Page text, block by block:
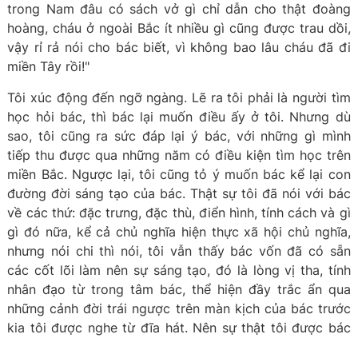
trong Nam đâu có sách vở gì chỉ dẫn cho thật đoàng
hoàng, cháu ở ngoài Bắc ít nhiều gì cũng được trau dồi,
vậy rỉ rả nói cho bác biết, vì không bao lâu cháu đã đi
miền Tây rồi!"
Tôi xúc động đến ngỡ ngàng. Lẽ ra tôi phải là người tìm
học hỏi bác, thì bác lại muốn điều ấy ở tôi. Nhưng dù
sao, tôi cũng ra sức đáp lại ý bác, với những gì mình
tiếp thu được qua những năm có điều kiện tìm học trên
miền Bắc. Ngược lại, tôi cũng tỏ ý muốn bác kể lại con
đường đời sáng tạo của bác. Thật sự tôi đã nói với bác
về các thứ: đặc trưng, đặc thù, điển hình, tính cách và gì
gì đó nữa, kể cả chủ nghĩa hiện thực xã hội chủ nghĩa,
nhưng nói chi thì nói, tôi vẫn thấy bác vốn đã có sẵn
các cốt lõi làm nên sự sáng tạo, đó là lòng vị tha, tính
nhân đạo từ trong tâm bác, thể hiện đầy trắc ẩn qua
những cảnh đời trái ngược trên màn kịch của bác trước
kia tôi được nghe từ đĩa hát. Nên sự thật tôi được bác